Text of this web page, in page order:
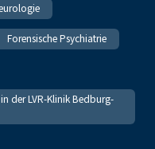
Forensische Psychiatrie
der LVR-Klinik Bedburg-